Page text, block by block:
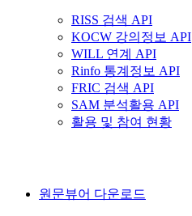
RISS 검색 API
KOCW 강의정보 API
WILL 연계 API
Rinfo 통계정보 API
FRIC 검색 API
SAM 분석활용 API
활용 및 참여 현황
원문뷰어 다운로드